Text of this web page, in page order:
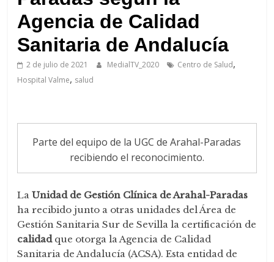
Arahal
Agencia de Calidad
Sanitaria de Andalucía
2 de julio de 2021 MedialTV_2020 Centro de Salud,
Hospital Valme, salud
Parte del equipo de la UGC de Arahal-Paradas
recibiendo el reconocimiento.
LaUnidad de Gestión Clínica de Arahal-Paradas
ha recibido junto a otras unidades del Área de
Gestión Sanitaria Sur de Sevilla la certificación de
calidadque otorga la Agencia de Calidad
Sanitaria de Andalucía (ACSA). Esta entidad de